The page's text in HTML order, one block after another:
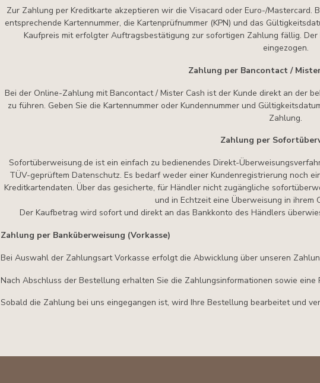
Zur Zahlung per Kreditkarte akzeptieren wir die Visacard oder Euro-/
entsprechende Kartennummer, die Kartenprüfnummer (KPN) und das
Kaufpreis mit erfolgter Auftragsbestätigung zur sofortigen Zahlung fällig.
eingezogen.
Zahlung per Bancontact /
Bei der Online-Zahlung mit Bancontact / Mister Cash ist der Kunde direkt an der
zu führen. Geben Sie die Kartennummer oder Kundennummer und
Zahlung.
Zahlung per
Sofortüberweisung.de ist ein einfach zu bedienendes Direkt-
TÜV-geprüftem Datenschutz. Es bedarf weder einer Kundenregistrierung noch
Kreditkartendaten. Über das gesicherte, für Händler nicht zugängliche
und in Echtzeit eine Überweisung in ihrem
Der Kaufbetrag wird sofort und direkt an das Bankkonto des Händlers
Zahlung per Banküberweisung (Vorkasse)
Bei Auswahl der Zahlungsart Vorkasse erfolgt die Abwicklung über unseren
Nach Abschluss der Bestellung erhalten Sie die Zahlungsinformationen sowie eine
Sobald die Zahlung bei uns eingegangen ist, wird Ihre Bestellung bearbeitet und